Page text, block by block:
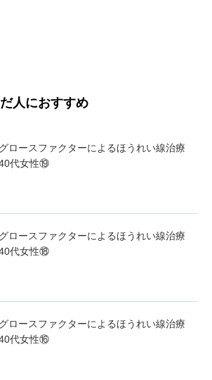
人におすすめ
グロースファクターによるほうれい線治療
代女性⑲
グロースファクターによるほうれい線治療
代女性⑱
グロースファクターによるほうれい線治療
代女性⑯